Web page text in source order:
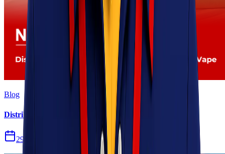
Blog
Distribusi Pengiriman Rokok Elektronik atau Vape
29 Jul 2026